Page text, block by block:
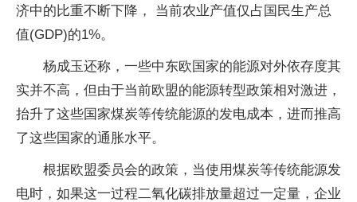
济中的比重不断下降， 当前农业产值仅占国民生产总
值(GDP)的1%。
杨成玉还称，一些中东欧国家的能源对外依存度其
实并不高，但由于当前欧盟的能源转型政策相对激进，
抬升了这些国家煤炭等传统能源的发电成本，进而推高
了这些国家的通胀水平。
根据欧盟委员会的政策，当使用煤炭等传统能源发
电时，如果这一过程二氧化碳排放量超过一定量，企业